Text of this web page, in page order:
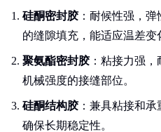
硅酮密封胶：耐候性强，弹
的缝隙填充，能适应温差变
聚氨酯密封胶：粘接力强，
机械强度的接缝部位。
硅酮结构胶：兼具粘接和承
确保长期稳定性。